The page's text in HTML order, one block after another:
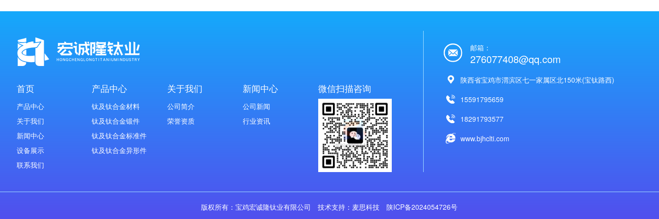
首页
产品中心
关于我们
新闻中心
设备展示
联系我们
产品中心
钛及钛合金材料
钛及钛合金锻件
钛及钛合金标准件
钛及钛合金异形件
关于我们
公司简介
荣誉资质
新闻中心
公司新闻
行业资讯
微信扫描咨询
邮箱：
276077408@qq.com
陕西省宝鸡市渭滨区七一家属区北150米(宝钛路西)
15591795659
18291793577
www.bjhclti.com
版权所有：宝鸡宏诚隆钛业有限公司 技术支持： 麦思科技 陕ICP备2024054726号